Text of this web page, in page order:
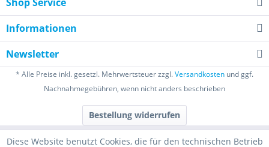
Informationen
Newsletter
* Alle Preise inkl. gesetzl. Mehrwertsteuer zzgl.Versandkosten und ggf.
Nachnahmegebühren, wenn nicht anders beschrieben
Bestellung widerrufen
Diese Website benutzt Cookies, die für den technischen Betrieb